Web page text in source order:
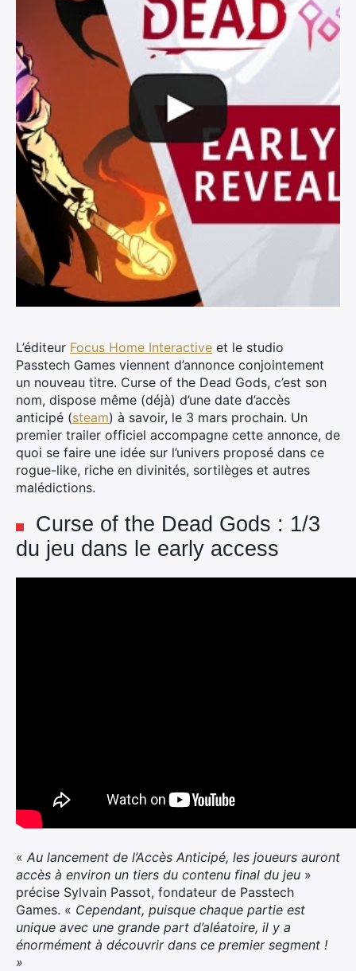
L’éditeur Focus Home Interactive et le studio
Passtech Games viennent d’annonce conjointement
un nouveau titre. Curse of the Dead Gods, c’est son
nom, dispose même (déjà) d’une date d’accès
anticipé (steam) à savoir, le 3 mars prochain. Un
premier trailer officiel accompagne cette annonce, de
quoi se faire une idée sur l’univers proposé dans ce
rogue-like, riche en divinités, sortilèges et autres
malédictions.
Curse of the Dead Gods : 1/3
du jeu dans le early access
« Au lancement de l’Accès Anticipé, les joueurs auront
accès à environ un tiers du contenu final du jeu »
précise Sylvain Passot, fondateur de Passtech
Games. « Cependant, puisque chaque partie est
unique avec une grande part d’aléatoire, il y a
énormément à découvrir dans ce premier segment !
»